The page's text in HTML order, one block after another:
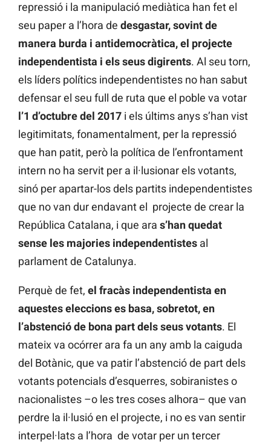
repressió i la manipulació mediàtica han fet el
seu paper a l’hora de desgastar, sovint de
manera burda i antidemocràtica, el projecte
independentista i els seus digirents. Al seu torn,
els líders polítics independentistes no han sabut
defensar el seu full de ruta que el poble va votar
l’1 d’octubre del 2017 i els últims anys s’han vist
legitimitats, fonamentalment, per la repressió
que han patit, però la política de l’enfrontament
intern no ha servit per a il·lusionar els votants,
sinó per apartar-los dels partits independentistes
que no van dur endavant el projecte de crear la
República Catalana, i que ara s’han quedat
sense les majories independentistes al
parlament de Catalunya.
Perquè de fet, el fracàs independentista en
aquestes eleccions es basa, sobretot, en
l’abstenció de bona part dels seus votants. El
mateix va ocórrer ara fa un any amb la caiguda
del Botànic, que va patir l’abstenció de part dels
votants potencials d’esquerres, sobiranistes o
nacionalistes –o les tres coses alhora– que van
perdre la il·lusió en el projecte, i no es van sentir
interpel·lats a l’hora de votar per un tercer